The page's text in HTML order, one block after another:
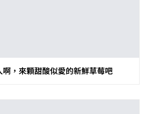
啊，來顆甜酸似愛的新鮮草莓吧